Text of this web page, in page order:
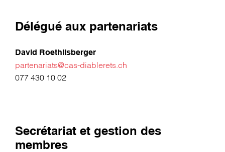
Délégué aux partenariats
David Roethlisberger
partenariats@cas-diablerets.ch
077 430 10 02
Secrétariat et gestion des
membres